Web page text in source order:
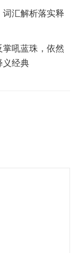
汇解析落实释
吼蓝珠，依然
义经典